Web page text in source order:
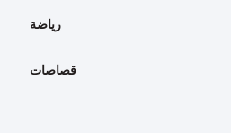
رياضة
قصاصات